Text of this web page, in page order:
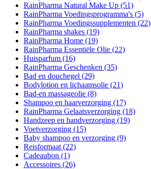
RainPharma Natural Make Up (51)
RainPharma Voedingsprogramma's (5)
RainPharma Voedingssupplementen (22)
RainPharma shakes (19)
RainPharma Home (19)
RainPharma Essentiële Olie (22)
Huisparfum (16)
RainPharma Geschenken (35)
Bad en douchegel (29)
Bodylotion en lichaamsolie (21)
Bad-en massageolie (8)
Shampoo en haarverzorging (17)
RainPharma Gelaatsverzorging (18)
Handzeep en handverzorging (19)
Voetverzorging (15)
Baby shampoo en verzorging (9)
Reisformaat (22)
Cadeaubon (1)
Accessoires (26)